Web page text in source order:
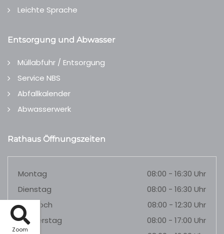
Zoom
Leichte Sprache
Entsorgung und Abwasser
Müllabfuhr / Entsorgung
Service NBS
Abfallkalender
Abwasserwerk
Rathaus Öffnungszeiten
Montag
08:00 - 16:30 Uhr
Dienstag
08:00 - 16:30 Uhr
Mittwoch
08:00 - 12:30 Uhr
Donnerstag
08:00 - 17:00 Uhr